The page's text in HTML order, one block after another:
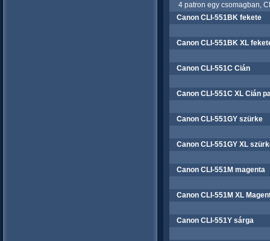
4 patron egy csomagban,
Canon CLI-551BK fekete
Canon CLI-551BK XL
Canon CLI-551C Cián
Canon CLI-551C XL Cián
Canon CLI-551GY szürke
Canon CLI-551GY XL
Canon CLI-551M magenta
Canon CLI-551M XL
Canon CLI-551Y sárga